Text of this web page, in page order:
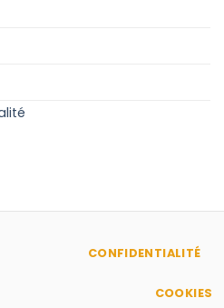
CONFIDENTIALITÉ
COOKIES